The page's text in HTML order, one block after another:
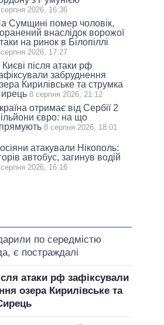
2026, 16:36
Сумщині помер чоловік,
внаслідок ворожої
на ринок в Білопіллі
2026, 17:27
після атаки рф
забруднення
Кирилівське та струмка
8 серпня 2026, 21:12
отримає від Сербії 2
євро: на що
8 серпня 2026, 18:01
атакували Нікополь:
автобус, загинув водій
2026, 16:16
по середмістю
є постраждалі
атаки рф зафіксували
озера Кирилівське та